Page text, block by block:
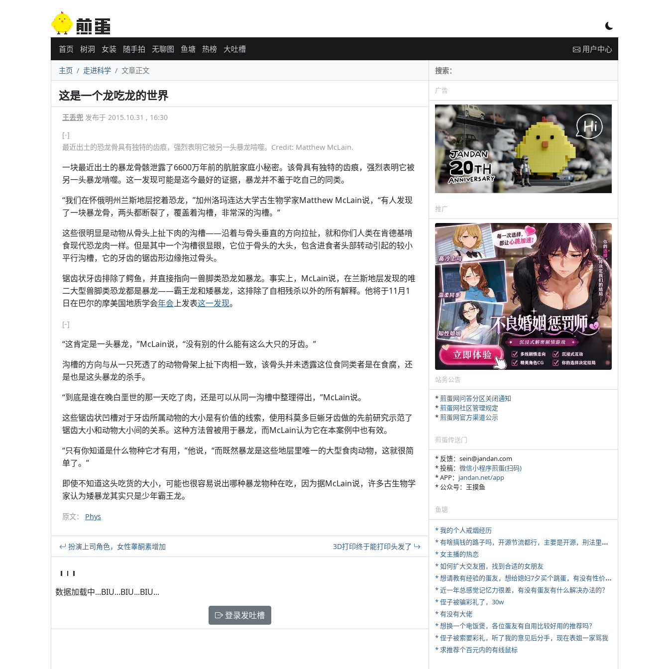
首页 树洞 女装 随手拍 无聊图 鱼塘 热榜 大吐槽 用户中心
主页 走进科学 文章正文
这是一个龙吃龙的世界
王丢兜 发布于 2015.10.31 , 16:30
[-]
最近出土的恐龙骨具有独特的齿痕，强烈表明它被另一头暴龙啃噬。Credit: Matthew McLain.
一块最近出土的暴龙骨骸泄露了6600万年前的肮脏家庭小秘密。该骨具有独特的齿痕，强烈表明它被
另一头暴龙啃噬。这一发现可能是迄今最好的证据，暴龙并不羞于吃自己的同类。
“我们在怀俄明州兰斯地层挖着恐龙，”加州洛玛连达大学古生物学家Matthew McLain说，“有人发现
了一块暴龙骨，两头都断裂了，覆盖着沟槽，非常深的沟槽。”
这些很明显是动物从骨头上扯下肉的沟槽——沿着与骨头垂直的方向拉扯，就和你们人类在肯德基啃
食现代恐龙肉一样。但是其中一个沟槽很显眼，它位于骨头的大头，包含进食者头部转动引起的较小
平行沟槽，它的牙齿的锯齿形边缘拖过骨头。
锯齿状牙齿排除了鳄鱼，并直接指向一兽脚类恐龙如暴龙。事实上，McLain说，在兰斯地层发现的唯
二大型兽脚类恐龙都是暴龙——霸王龙和矮暴龙，这排除了自相残杀以外的所有解释。他将于11月1
日在巴尔的摩美国地质学会年会上发表这一发现。
[-]
“这肯定是一头暴龙，”McLain说，“没有别的什么能有这么大只的牙齿。”
沟槽的方向与从一只死透了的动物骨架上扯下肉相一致，该骨头并未透露这位食同类者是在食腐，还
是也是这头暴龙的杀手。
“到底是谁在晚白垩世的那一天吃了肉，还是可以从同一沟槽中整理得出，”McLain说。
这些锯齿状凹槽对于牙齿所属动物的大小是有价值的线索，使用科莫多巨蜥牙齿做的先前研究示范了
锯齿大小和动物大小间的关系。这种方法曾被用于暴龙，而McLain认为它在本案例中也有效。
“只有你知道是什么物种它才有用，”他说，“而既然暴龙是这些地层里唯一的大型食肉动物，这就很简
单了。”
即使不知道这头吃货的大小，可能也很容易说出哪种暴龙物种在吃，因为据McLain说，许多古生物学
家认为矮暴龙其实只是少年霸王龙。
原文： Phys
扮演上司角色，女性睾酮素增加 3D打印终于能打印头发了
数据加载中...BIU...BIU...BIU...
登录发吐槽
广告
推广
站务公告
*煎蛋网问答分区关闭通知
*煎蛋网社区管理规定
*煎蛋网官方渠道公示
煎蛋传送门
* 反馈：sein@jandan.com
* 投稿： 微信小程序煎蛋(扫码)
* APP： jandan.net/app
* 公众号：王摸鱼
鱼塘
* 我的个人戒烟经历
*
有啥搞钱的路子吗，开源节流都行，主要是开源，刑法里的咱不做
* 女主播的热恋
* 如何扩大交友圈，找到合适的女朋友
*
想请教有经验的蛋友，想给媳妇7夕买个跳蛋，有没有性价比高的推荐
* 近一年总感觉记忆力很差，有没有蛋友有什么解决办法的？
* 侄子被骗彩礼了，30w
* 有没有大佬
* 想换一个电饭煲，各位蛋友有自用比较好用的推荐吗？
* 侄子被索要彩礼，听了我的意见后分手，现在表姐一家骂我
* 求推荐个百元内的有线鼠标